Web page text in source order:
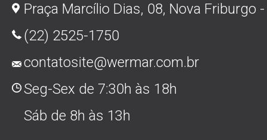
Praça Marcílio Dias, 08, Nova Friburgo
(22) 2525-1750
contatosite@wermar.com.br
Seg-Sex de 7:30h às 18h
Sáb de 8h às 13h